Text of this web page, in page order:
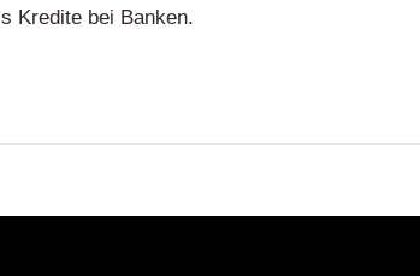
Kredite bei Banken.